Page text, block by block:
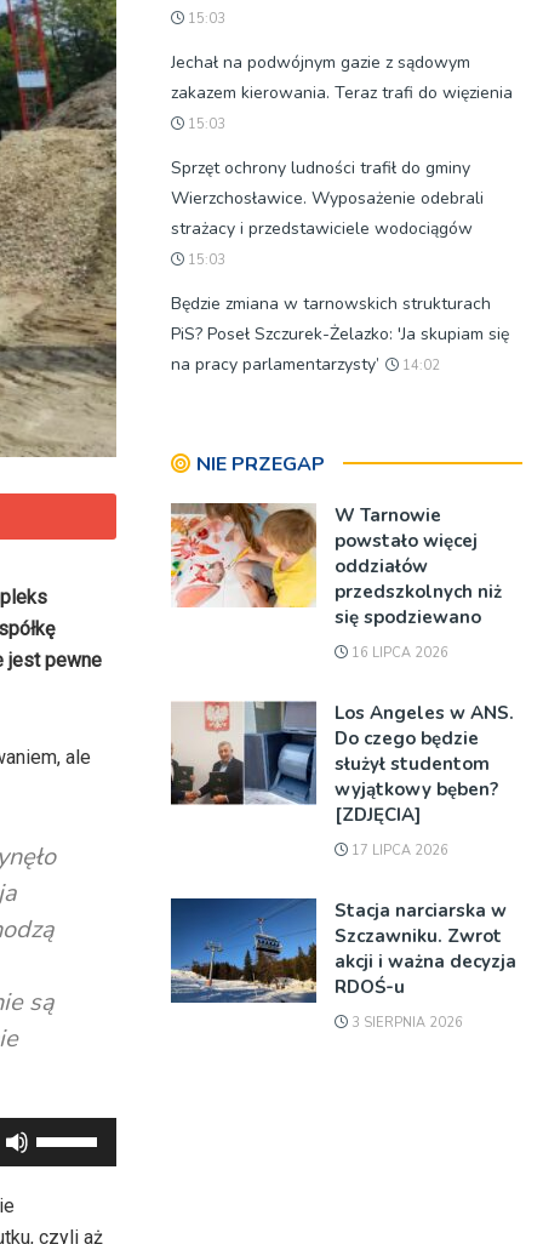
jest pewne
ale
są
strzałek
góry
czyli aż
15:03
Jechał na podwójnym gazie z sądowym
zakazem kierowania. Teraz trafi do więzienia
15:03
Sprzęt ochrony ludności trafił do gminy
Wierzchosławice. Wyposażenie odebrali
strażacy i przedstawiciele wodociągów
15:03
Będzie zmiana w tarnowskich strukturach
PiS? Poseł Szczurek-Żelazko: 'Ja skupiam się
na pracy parlamentarzysty’
14:02
NIE PRZEGAP
W Tarnowie
powstało więcej
oddziałów
przedszkolnych niż
się spodziewano
16 LIPCA 2026
Los Angeles w ANS.
Do czego będzie
służył studentom
wyjątkowy bęben?
[ZDJĘCIA]
17 LIPCA 2026
Stacja narciarska w
Szczawniku. Zwrot
akcji i ważna decyzja
RDOŚ-u
3 SIERPNIA 2026